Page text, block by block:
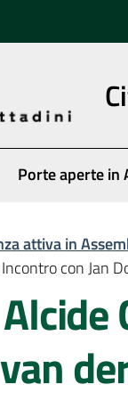
Porte aperte in
attiva in
con Jan